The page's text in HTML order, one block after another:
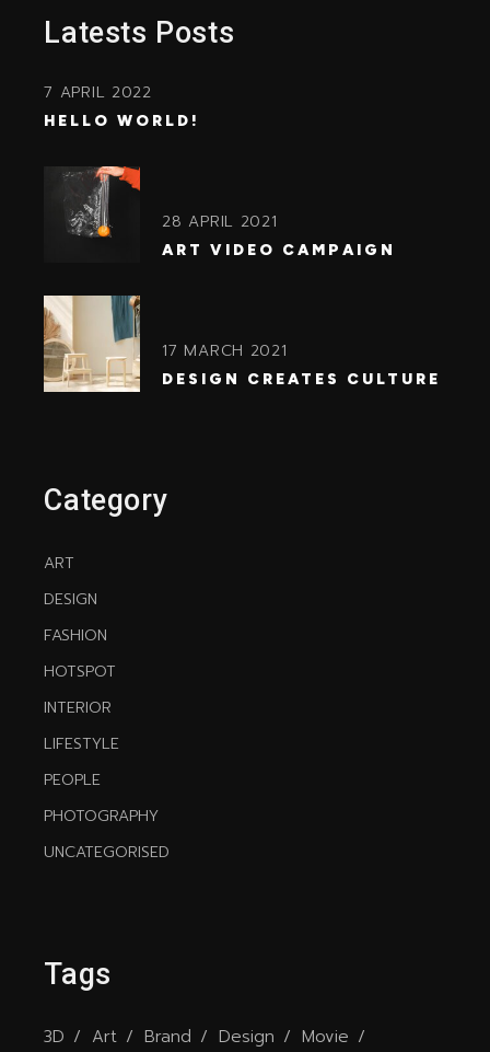
Latests Posts
7 APRIL 2022
HELLO WORLD!
28 APRIL 2021
ART VIDEO CAMPAIGN
17 MARCH 2021
DESIGN CREATES CULTURE
Category
ART
DESIGN
FASHION
HOTSPOT
INTERIOR
LIFESTYLE
PEOPLE
PHOTOGRAPHY
UNCATEGORISED
Tags
3D Art Brand Design
Movie